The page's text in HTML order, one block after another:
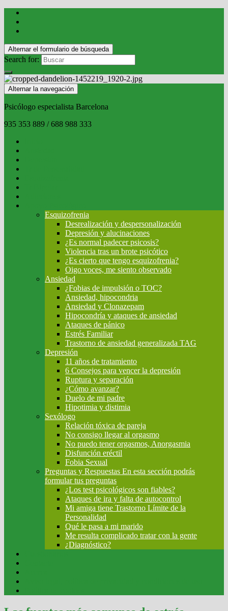
Alternar el formulario de búsqueda
Search for:
Alternar la navegación
Psicólogo especialista Barcelona
935 353 889 / 688 988 333
Esquizofrenia
Desrealización y despersonalización
Depresión y alucinaciones
¿Es normal padecer psicosis?
Violencia tras un brote psicótico
¿Es cierto que tengo esquizofrenia?
Oigo voces, me siento observado
Ansiedad
¿Fobias de impulsión o TOC?
Ansiedad, hipocondria
Ansiedad y Clonazepam
Hipocondría y ataques de ansiedad
Ataques de pánico
Estrés Familiar
Trastorno de ansiedad generalizada TAG
Depresión
11 años de tratamiento
6 Consejos para vencer la depresión
Ruptura y separación
¿Cómo avanzar?
Duelo de mi padre
Hipotimia y distimia
Sexólogo
Relación tóxica de pareja
No consigo llegar al orgasmo
No puedo tener orgasmos, Anorgasmia
Disfunción eréctil
Fobia Sexual
Preguntas y Respuestas En esta sección podrás
formular tus preguntas
¿Los test psicológicos son fiables?
Ataques de ira y falta de autocontrol
Mi amiga tiene Trastorno Límite de la
Personalidad
Qué le pasa a mi marido
Me resulta complicado tratar con la gente
¿Diagnóstico?